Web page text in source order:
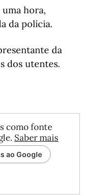
hora,
da polícia.
da
dos utentes.
como fonte
Saber mais
ao Google